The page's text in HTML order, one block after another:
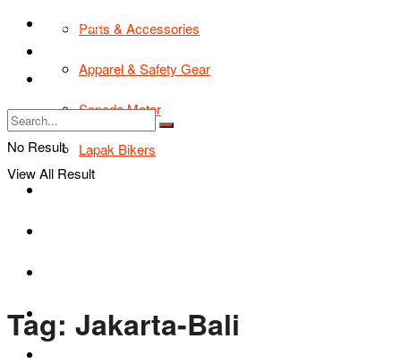
Parts & Accessories
Apparel & Safety Gear
Sepeda Motor
Lapak Bikers
Bikers Cars
TIPS & TRIK
Tentang Kami
No Result
View All Result
Tag: Jakarta-Bali